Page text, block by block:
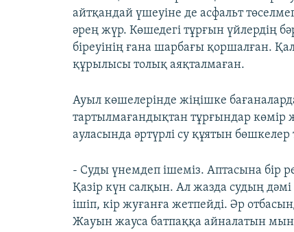
айтқандай үшеуіне де асфальт
әрең жүр. Көшедегі тұрғын үйлердің
біреуінің ғана шарбағы қоршалған.
құрылысы толық аяқталмаған.
Ауыл көшелерінде жіңішке
тартылмағандықтан тұрғындар
ауласында әртүрлі су құятын бөшкелер
- Cуды үнемдеп ішеміз. Аптасына бір
Қазір күн салқын. Ал жазда судың дәмі
ішіп, кір жуғанға жетпейді. Әр
Жауын жауса батпаққа айналатын